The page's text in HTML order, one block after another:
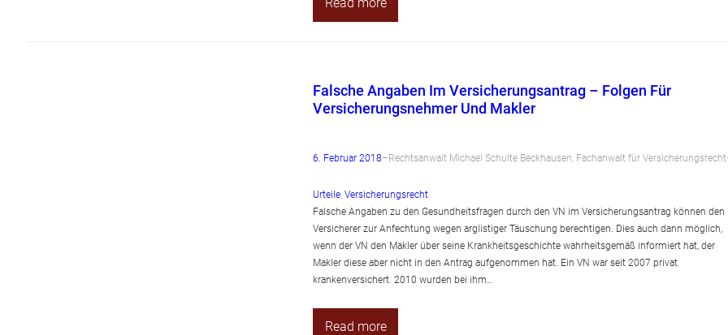
Falsche Angaben Im Versicherungsantrag – Folgen Für
Versicherungsnehmer Und Makler
6. Februar 2018– Rechtsanwalt Michael Schulte Beckhausen, Fachanwalt für Versicherungsrecht
Urteile, Versicherungsrecht
Falsche Angaben zu den Gesundheitsfragen durch den VN im Versicherungsantrag können den
Versicherer zur Anfechtung wegen arglistiger Täuschung berechtigen. Dies auch dann möglich,
wenn der VN den Makler über seine Krankheitsgeschichte wahrheitsgemäß informiert hat, der
Makler diese aber nicht in den Antrag aufgenommen hat. Ein VN war seit 2007 privat
krankenversichert. 2010 wurden bei ihm…
Read more